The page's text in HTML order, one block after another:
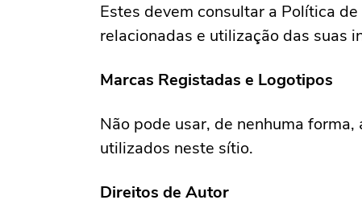
Estes devem consultar a Política
relacionadas e utilização das suas
Marcas Registadas e Logotipos
Não pode usar, de nenhuma
utilizados neste sítio.
Direitos de Autor